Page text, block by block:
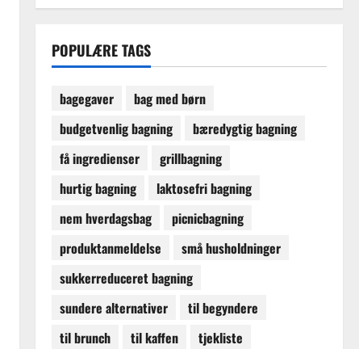
POPULÆRE TAGS
bagegaver
bag med børn
budgetvenlig bagning
bæredygtig bagning
få ingredienser
grillbagning
hurtig bagning
laktosefri bagning
nem hverdagsbag
picnicbagning
produktanmeldelse
små husholdninger
sukkerreduceret bagning
sundere alternativer
til begyndere
til brunch
til kaffen tjekliste